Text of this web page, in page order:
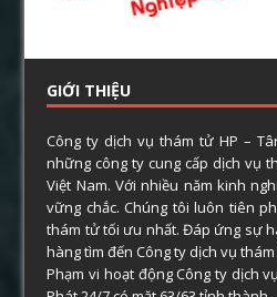
GIỚI THIỆU
Công ty dịch vụ thám tử HP –
những công ty cung cấp dịch vụ
Việt Nam. Với nhiều năm kinh
vững chắc. Chúng tôi luôn tiên
thám tử tối ưu nhất. Đáp ứng sự
hàng tìm đến Công ty dịch vụ
Phạm vi hoạt động Công ty dịch